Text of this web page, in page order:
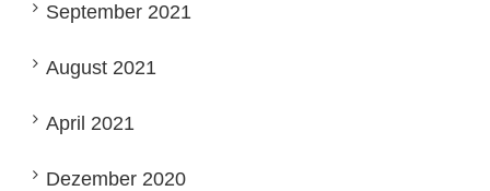
September 2021
August 2021
April 2021
Dezember 2020